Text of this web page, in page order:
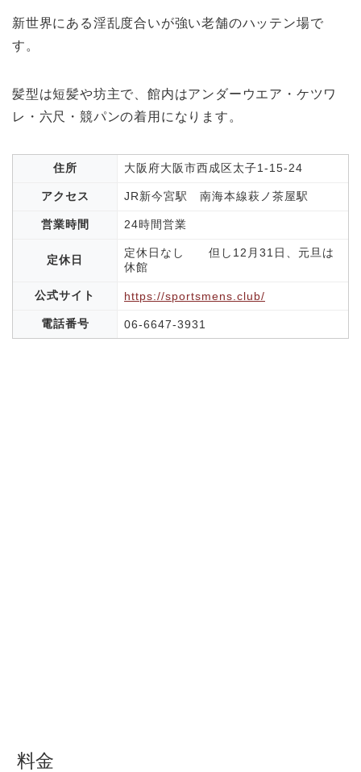
新世界にある淫乱度合いが強い老舗のハッテン場で
す。
髪型は短髪や坊主で、館内はアンダーウエア・ケツワ
レ・六尺・競パンの着用になります。
住所 大阪府大阪市西成区太子1-15-24
アクセス JR新今宮駅 南海本線萩ノ茶屋駅
営業時間 24時間営業
定休日
定休日なし 但し12月31日、元旦は
休館
公式サイト https://sportsmens.club/
電話番号 06-6647-3931
料金